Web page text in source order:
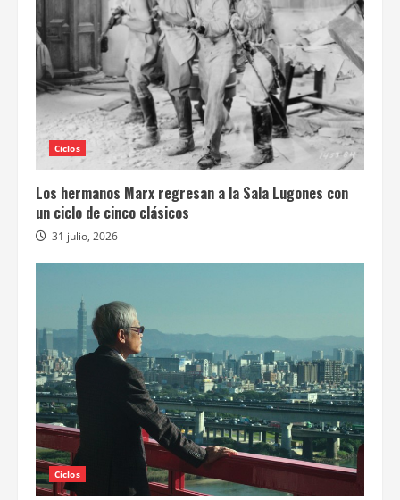
Ciclos
Los hermanos Marx regresan a la Sala Lugones con
un ciclo de cinco clásicos
31 julio, 2026
Ciclos